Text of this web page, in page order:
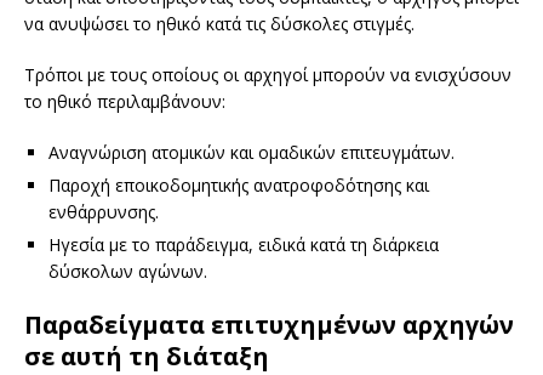
να ανυψώσει το ηθικό κατά τις δύσκολες στιγμές.
Τρόποι με τους οποίους οι αρχηγοί μπορούν να ενισχύσουν
το ηθικό περιλαμβάνουν:
Αναγνώριση ατομικών και ομαδικών επιτευγμάτων.
Παροχή εποικοδομητικής ανατροφοδότησης και
ενθάρρυνσης.
Ηγεσία με το παράδειγμα, ειδικά κατά τη διάρκεια
δύσκολων αγώνων.
Παραδείγματα επιτυχημένων αρχηγών
σε αυτή τη διάταξη